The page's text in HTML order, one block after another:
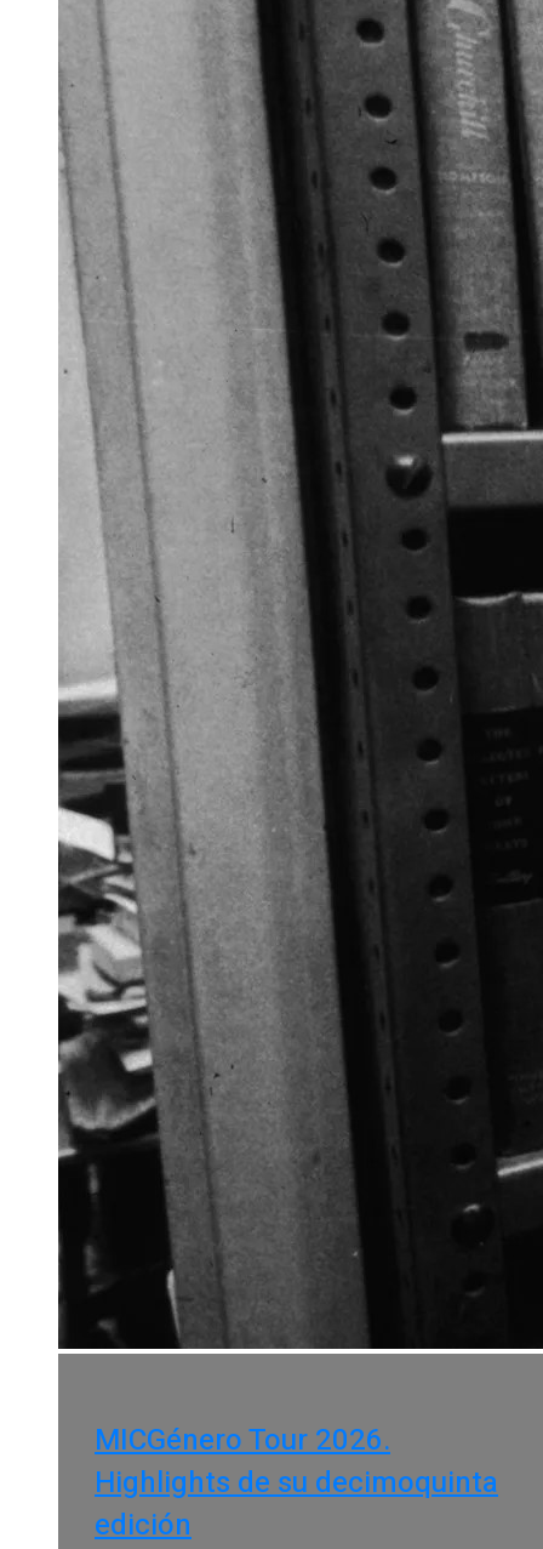
MICGénero Tour 2026.
Highlights de su decimoquinta
edición